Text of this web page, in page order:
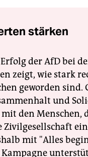
stärken
der AfD bei
zeigt, wie stark
geworden sind.
und
den Menschen,
mit "Alles